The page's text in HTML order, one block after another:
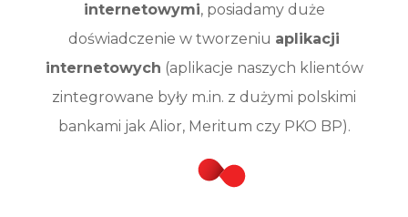
internetowymi, posiadamy duże
doświadczenie w tworzeniu aplikacji
internetowych (aplikacje naszych klientów
zintegrowane były m.in. z dużymi polskimi
bankami jak Alior, Meritum czy PKO BP).